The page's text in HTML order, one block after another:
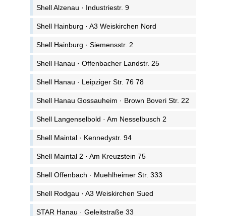
Shell Alzenau · Industriestr. 9
Shell Hainburg · A3 Weiskirchen Nord
Shell Hainburg · Siemensstr. 2
Shell Hanau · Offenbacher Landstr. 25
Shell Hanau · Leipziger Str. 76 78
Shell Hanau Gossauheim · Brown Boveri Str. 22
Shell Langenselbold · Am Nesselbusch 2
Shell Maintal · Kennedystr. 94
Shell Maintal 2 · Am Kreuzstein 75
Shell Offenbach · Muehlheimer Str. 333
Shell Rodgau · A3 Weiskirchen Sued
STAR Hanau · Geleitstraße 33